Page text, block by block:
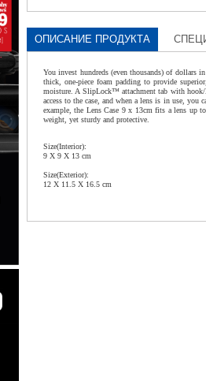
ОПИСАНИЕ ПРОДУКТА
You invest hundreds (even thousands) of dollars
thick, one-piece foam padding to provide
moisture. A SlipLock™ attachment tab with hook/
access to the case, and when a lens is in use,
example, the Lens Case 9 x 13cm fits a lens up
weight, yet sturdy and protective.
Size(Interior):
9 X 9 X 13 cm
Size(Exterior):
12 X 11.5 X 16.5 cm